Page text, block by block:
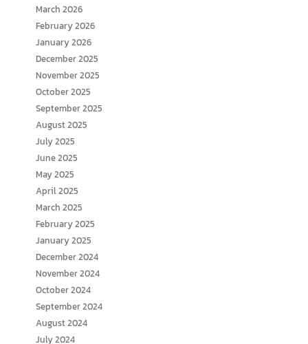
March 2026
February 2026
January 2026
December 2025
November 2025
October 2025
September 2025
August 2025
July 2025
June 2025
May 2025
April 2025
March 2025
February 2025
January 2025
December 2024
November 2024
October 2024
September 2024
August 2024
July 2024